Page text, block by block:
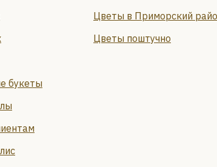
букеты
Цветы в Приморский
Цветы поштучно